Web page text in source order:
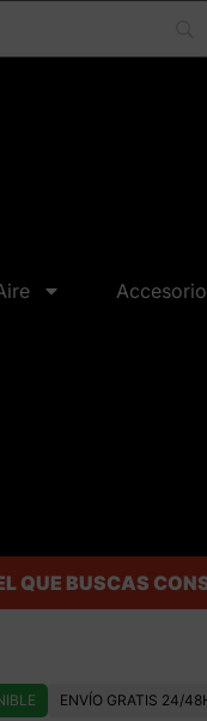
QUE BUSCAS
ENVÍO GRATIS 24/